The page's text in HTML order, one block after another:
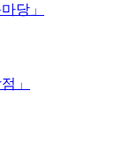
당」
」